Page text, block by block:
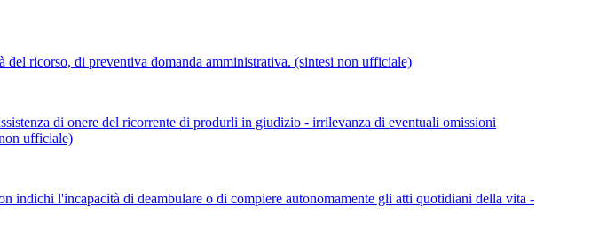
ricorso, di preventiva domanda amministrativa. (sintesi non ufficiale)
di onere del ricorrente di produrli in giudizio - irrilevanza di eventuali omissioni
ufficiale)
indichi l'incapacità di deambulare o di compiere autonomamente gli atti quotidiani della vita -